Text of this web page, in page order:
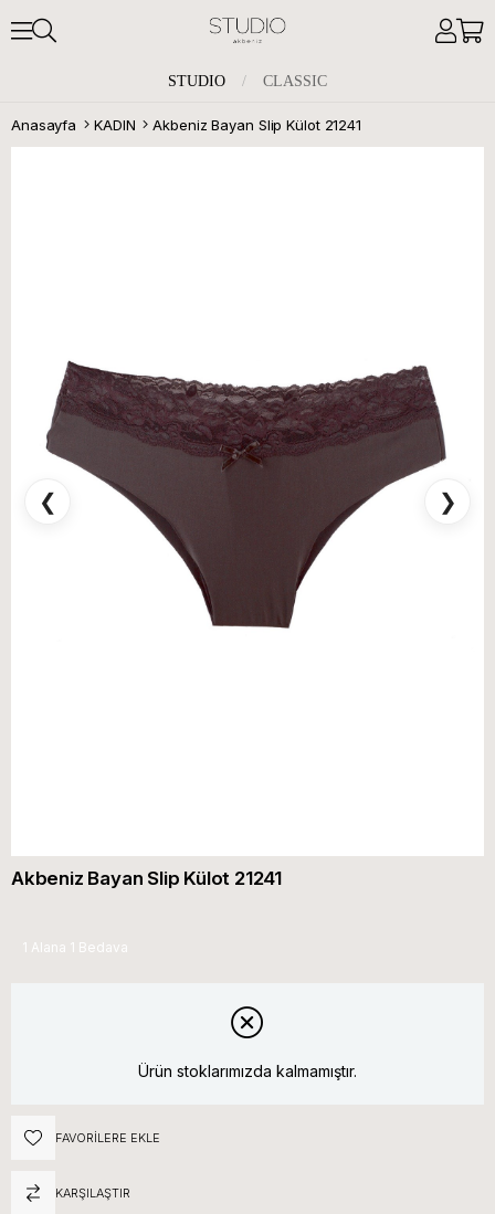
STUDIO / CLASSIC
Anasayfa KADIN Akbeniz Bayan Slip Külot 21241
❮ ❯
Akbeniz Bayan Slip Külot 21241
1 Alana 1 Bedava
Ürün stoklarımızda kalmamıştır.
FAVORILERE EKLE
KARŞILAŞTIR